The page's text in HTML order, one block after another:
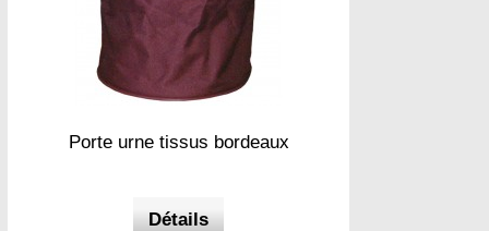
Porte urne tissus bordeaux
Détails